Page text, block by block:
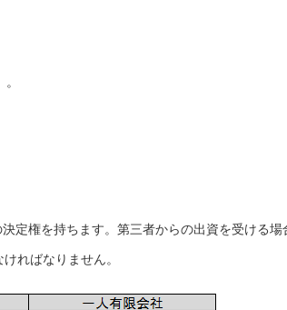
定権を持ちます。第三者からの出資を受ける場
ればなりません。